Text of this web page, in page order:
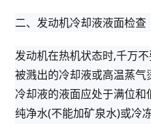
二、发动机冷却液液面检查
发动机在热机状态时,千万
被溅出的冷却液或高温蒸
冷却液的液面应处于满位
纯净水(不能加矿泉水)或冷